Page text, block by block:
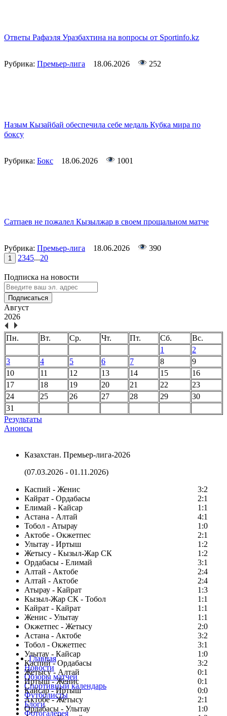
Ответы Рафаэля Уразбахтина на вопросы от Sportinfo.kz
Рубрика: Премьер-лига 18.06.2026 252
Назым Кызайбай обеспечила себе медаль Кубка мира по
боксу
Рубрика: Бокс 18.06.2026 1001
Сатпаев не пожалел Кызылжар в своем прощальном матче
Рубрика: Премьер-лига 18.06.2026 390
1 2345...20
Подписка на новости
Подписаться
Август
2026
Пн. Вт. Ср. Чт. Пт. Сб.
Вс.
1
2
3
4 5 6 7 8
9
10
11 12 13 14 15
16
17
18 19 20 21 22
23
24
25 26 27 28 29
30
31
Результаты
Анонсы
Казахстан. Премьер-лига-2026
(07.03.2026 - 01.11.2026)
Каспий - Женис
3:2
Кайрат - Ордабасы
2:1
Елимай - Кайсар
1:1
Астана - Алтай
4:1
Тобол - Атырау
1:0
Актобе - Окжетпес
2:1
Улытау - Иртыш
1:2
Жетысу - Кызыл-Жар СК
1:2
Ордабасы - Елимай
3:1
Алтай - Актобе
2:4
Алтай - Актобе
2:4
Атырау - Кайрат
1:3
Кызыл-Жар СК - Тобол
1:1
Кайрат - Кайрат
1:1
Женис - Улытау
1:1
Окжетпес - Жетысу
2:0
Астана - Актобе
3:2
Тобол - Окжетпес
3:1
Улытау - Кайсар
1:0
Каспий - Ордабасы
3:2
Жетысу - Алтай
0:1
Иртыш - Женис
0:1
Кайсар - Иртыш
0:0
Актобе - Жетысу
2:1
Ордабасы - Улытау
1:0
Главная
Новости
Обзоры матчей
Спортивный календарь
Футболисты
Блоги
Фотогалерея